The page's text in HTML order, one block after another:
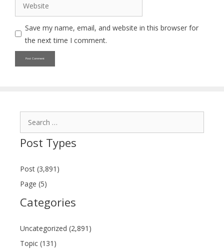
Save my name, email, and website in this browser for
the next time I comment.
Post Types
Post (3,891)
Page (5)
Categories
Uncategorized (2,891)
Topic (131)